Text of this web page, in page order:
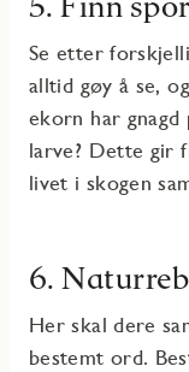
Se etter
alltid gøy å se,
ekorn har
larve? Dette gir
livet i skogen
6.
Her skal dere
bestemt ord.